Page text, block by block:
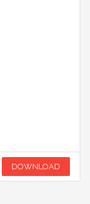
DOWNLOAD